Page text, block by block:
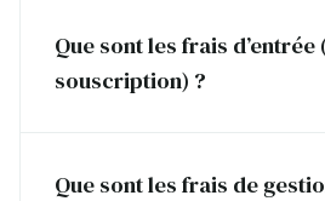
Que sont les frais d’entrée
souscription) ?
Que sont les frais de